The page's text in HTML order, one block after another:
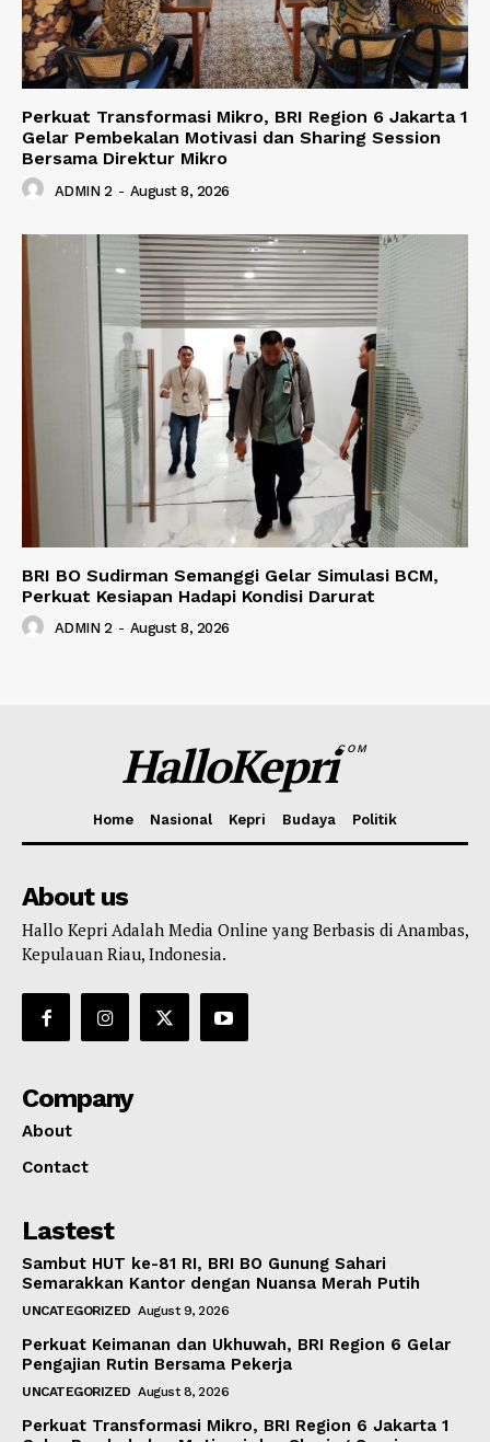
Perkuat Transformasi Mikro, BRI Region 6 Jakarta 1
Gelar Pembekalan Motivasi dan Sharing Session
Bersama Direktur Mikro
ADMIN 2 - August 8, 2026
BRI BO Sudirman Semanggi Gelar Simulasi BCM,
Perkuat Kesiapan Hadapi Kondisi Darurat
ADMIN 2 - August 8, 2026
HalloKepriCOM
Home Nasional Kepri Budaya Politik
About us
Hallo Kepri Adalah Media Online yang Berbasis di Anambas,
Kepulauan Riau, Indonesia.
Company
About
Contact
Lastest
Sambut HUT ke-81 RI, BRI BO Gunung Sahari
Semarakkan Kantor dengan Nuansa Merah Putih
UNCATEGORIZED August 9, 2026
Perkuat Keimanan dan Ukhuwah, BRI Region 6 Gelar
Pengajian Rutin Bersama Pekerja
UNCATEGORIZED August 8, 2026
Perkuat Transformasi Mikro, BRI Region 6 Jakarta 1